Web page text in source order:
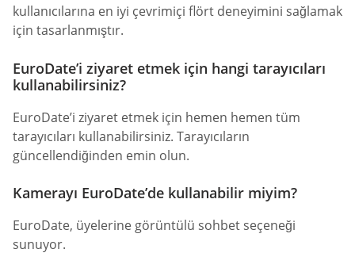
kullanıcılarına en iyi çevrimiçi flört deneyimini sağlamak
için tasarlanmıştır.
EuroDate’i ziyaret etmek için hangi tarayıcıları
kullanabilirsiniz?
EuroDate’i ziyaret etmek için hemen hemen tüm
tarayıcıları kullanabilirsiniz. Tarayıcıların
güncellendiğinden emin olun.
Kamerayı EuroDate’de kullanabilir miyim?
EuroDate, üyelerine görüntülü sohbet seçeneği
sunuyor.